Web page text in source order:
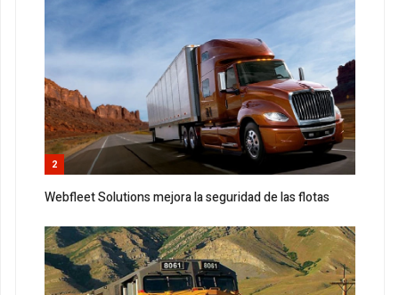
2
Webfleet Solutions mejora la seguridad de las flotas